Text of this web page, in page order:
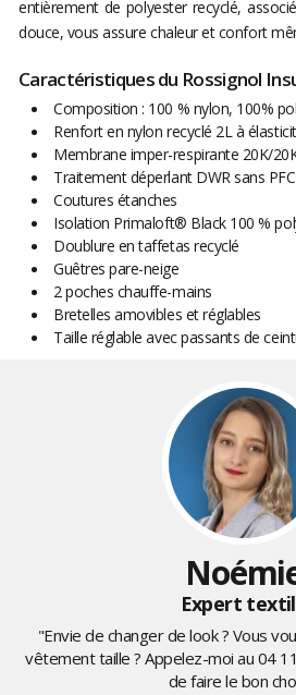
entièrement de polyester recyclé,
douce, vous assure chaleur et confort
Caractéristiques du Rossignol
Composition : 100 % nylon, 100%
Renfort en nylon recyclé 2L à
Membrane imper-respirante 20K/
Traitement déperlant DWR sans PFC
Coutures étanches
Isolation Primaloft® Black 100 %
Doublure en taffetas recyclé
Guêtres pare-neige
2 poches chauffe-mains
Bretelles amovibles et réglables
Taille réglable avec passants de
Expert
"Envie de changer de look ? Vous
vêtement taille ? Appelez-moi au 04
de faire le bon